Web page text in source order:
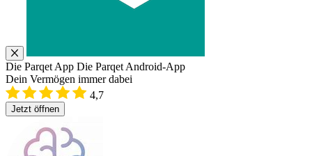
Die Parqet App Die Parqet Android-App
Dein Vermögen immer dabei
4,7
Jetzt öffnen